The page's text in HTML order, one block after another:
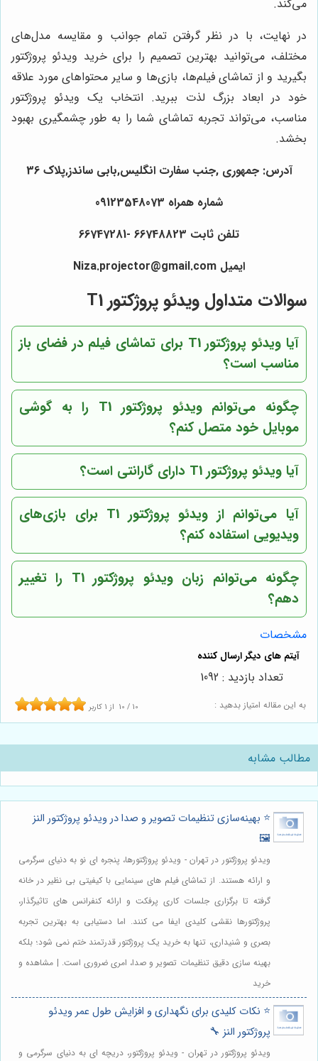
می‌کند.
در نهایت، با در نظر گرفتن تمام جوانب و مقایسه مدل‌های
مختلف، می‌توانید بهترین تصمیم را برای خرید ویدئو پروژکتور
بگیرید و از تماشای فیلم‌ها، بازی‌ها و سایر محتواهای مورد علاقه
خود در ابعاد بزرگ لذت ببرید. انتخاب یک ویدئو پروژکتور
مناسب، می‌تواند تجربه تماشای شما را به طور چشمگیری بهبود
بخشد.
آدرس: جمهوری ,جنب سفارت انگلیس,بابی ساندز,پلاک 36
شماره همراه 09123548073
تلفن ثابت 66748823 -66747281
ایمیل Niza.projector@gmail.com
سوالات متداول ویدئو پروژکتور T1
آیا ویدئو پروژکتور T1 برای تماشای فیلم در فضای باز
مناسب است؟
چگونه می‌توانم ویدئو پروژکتور T1 را به گوشی
موبایل خود متصل کنم؟
آیا ویدئو پروژکتور T1 دارای گارانتی است؟
آیا می‌توانم از ویدئو پروژکتور T1 برای بازی‌های
ویدیویی استفاده کنم؟
چگونه می‌توانم زبان ویدئو پروژکتور T1 را تغییر
دهم؟
مشخصات
به این مقاله امتیاز بدهید : 10 / 10 از 1 کاربر
تعداد بازدید : 1092
مطالب مشابه
⭐️ بهینه‌سازی تنظیمات تصویر و صدا در ویدئو پروژکتور النز
🖼️
ویدئو پروژکتور در تهران - ویدئو پروژکتورها، پنجره ای نو به دنیای سرگرمی
و ارائه هستند. از تماشای فیلم های سینمایی با کیفیتی بی نظیر در خانه
گرفته تا برگزاری جلسات کاری پرفکت و ارائه کنفرانس های تاثیرگذار،
پروژکتورها نقشی کلیدی ایفا می کنند. اما دستیابی به بهترین تجربه
بصری و شنیداری، تنها به خرید یک پروژکتور قدرتمند ختم نمی شود؛ بلکه
بهینه سازی دقیق تنظیمات تصویر و صدا، امری ضروری است. | مشاهده و
خرید
⭐️ نکات کلیدی برای نگهداری و افزایش طول عمر ویدئو
پروژکتور النز 🔧
ویدئو پروژکتور در تهران - ویدئو پروژکتور، دریچه ای به دنیای سرگرمی و